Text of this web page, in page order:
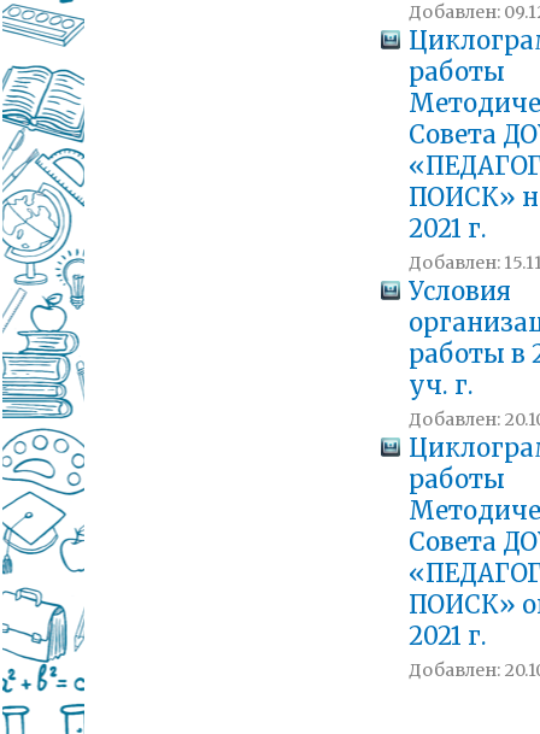
Добавлен:
работы
Совета
ПОИСК»
2021 г.
Добавлен:
Условия
работы в
уч. г.
Добавлен:
работы
Совета
ПОИСК»
2021 г.
Добавлен: